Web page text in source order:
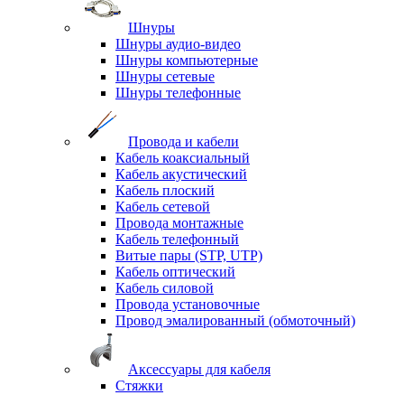
Шнуры
Шнуры аудио-видео
Шнуры компьютерные
Шнуры сетевые
Шнуры телефонные
Провода и кабели
Кабель коаксиальный
Кабель акустический
Кабель плоский
Кабель сетевой
Провода монтажные
Кабель телефонный
Витые пары (STP, UTP)
Кабель оптический
Кабель силовой
Провода установочные
Провод эмалированный (обмоточный)
Аксессуары для кабеля
Стяжки